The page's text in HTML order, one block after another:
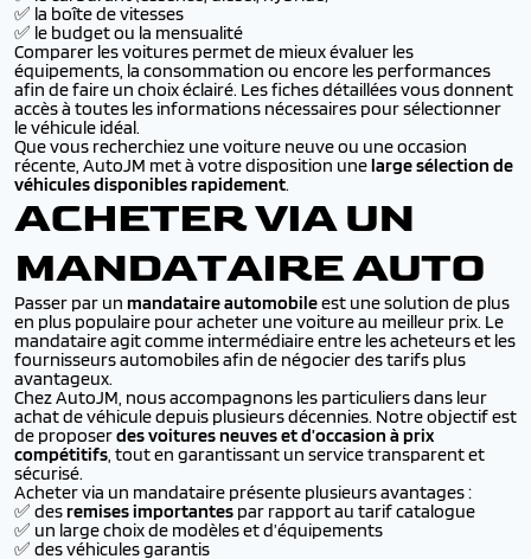
✅ la boîte de vitesses
✅ le budget ou la mensualité
Comparer les voitures permet de mieux évaluer les
équipements, la consommation ou encore les performances
afin de faire un choix éclairé. Les fiches détaillées vous donnent
accès à toutes les informations nécessaires pour sélectionner
le véhicule idéal.
Que vous recherchiez une voiture neuve ou une occasion
récente, AutoJM met à votre disposition unelarge sélection de
véhicules disponibles rapidement.
ACHETER VIA UN
MANDATAIRE AUTO
Passer par un mandataire automobileest une solution de plus
en plus populaire pour acheter une voiture au meilleur prix. Le
mandataire agit comme intermédiaire entre les acheteurs et les
fournisseurs automobiles afin de négocier des tarifs plus
avantageux.
Chez AutoJM, nous accompagnons les particuliers dans leur
achat de véhicule depuis plusieurs décennies. Notre objectif est
de proposerdes voitures neuves et d’occasion à prix
compétitifs, tout en garantissant un service transparent et
sécurisé.
Acheter via un mandataire présente plusieurs avantages :
✅ desremises importantes par rapport au tarif catalogue
✅ un large choix de modèles et d’équipements
✅ des véhicules garantis